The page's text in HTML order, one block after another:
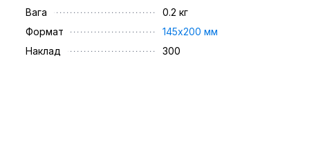
Вага
0.2 кг
Формат
145х200 мм
Наклад
300